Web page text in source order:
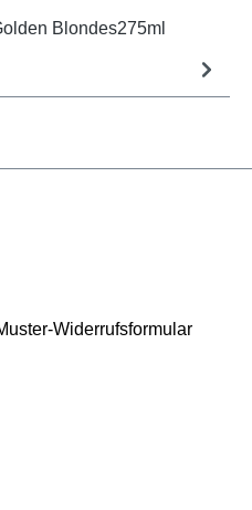
Blondes275ml
Widerrufsformular